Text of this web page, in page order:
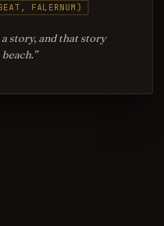
FALERNUM)
story, and that story